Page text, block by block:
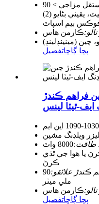
(2) ننڍو فوڪل ڊگھائي، وڏو فارميٽ، يقيني بڻايو
بيم اسپاٽ
ڪارمن هاس
چين (مينينڊلينڊ)
پڇا ڳاڇاتفصيل
فراهم ڪندڙ
ايف-ٿيٽا لينس
1030-1090 اين ايم
ليزر ويلڊنگ مشين
طاقت:8000 واٽ
يا هوا جي ٿڌي
ڪرڻ
ڪندڙ علائقو:90x90 ملي ميٽر -- 250x250
ملي ميٽر
ڪارمن هاس
پڇا ڳاڇاتفصيل